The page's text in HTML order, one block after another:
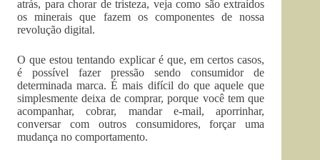
atrás, para chorar de tristeza, veja como são extraídos
os minerais que fazem os componentes de nossa
revolução digital.
O que estou tentando explicar é que, em certos casos,
é possível fazer pressão sendo consumidor de
determinada marca. É mais difícil do que aquele que
simplesmente deixa de comprar, porque você tem que
acompanhar, cobrar, mandar e-mail, aporrinhar,
conversar com outros consumidores, forçar uma
mudança no comportamento.